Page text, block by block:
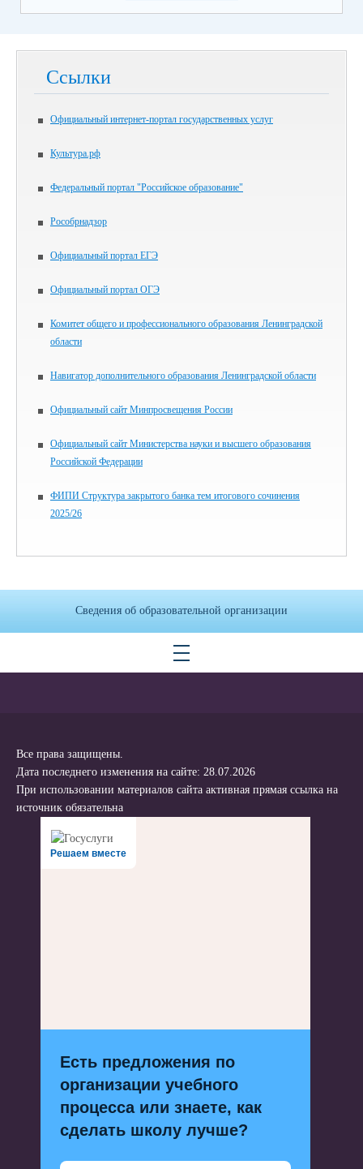
Ссылки
Официальный интернет-портал государственных услуг
Культура.рф
Федеральный портал "Российское образование"
Рособрнадзор
Официальный портал ЕГЭ
Официальный портал ОГЭ
Комитет общего и профессионального образования Ленинградской
области
Навигатор дополнительного образования Ленинградской области
Официальный сайт Минпросвещения России
Официальный сайт Министерства науки и высшего образования
Российской Федерации
ФИПИ Структура закрытого банка тем итогового сочинения
2025/26
Сведения об образовательной организации
Все права защищены.
Дата последнего изменения на сайте: 28.07.2026
При использовании материалов сайта активная прямая ссылка на
источник обязательна
Решаем вместе
Есть предложения по
организации учебного
процесса или знаете, как
сделать школу лучше?